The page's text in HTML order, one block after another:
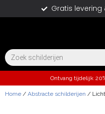
Gratis
Ontvang tijdelijk
Home / Abstracte schilderijen /